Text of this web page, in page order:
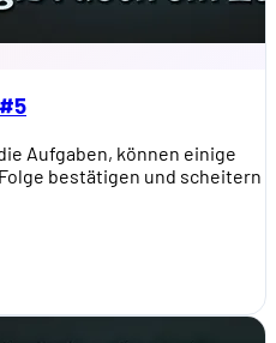
Aufgaben, können einige
bestätigen und scheitern